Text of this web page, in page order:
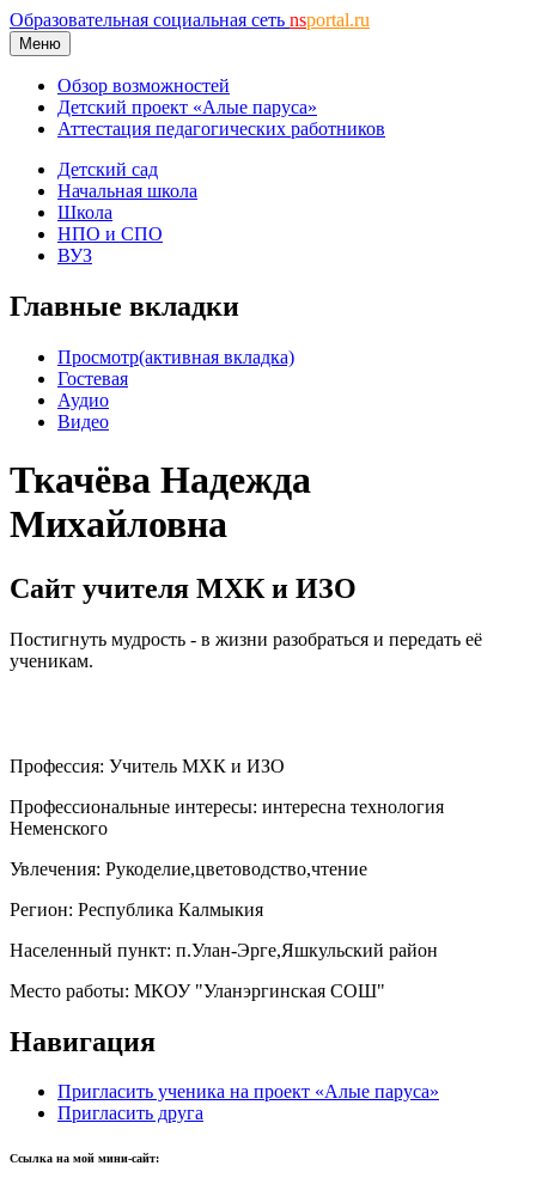
Образовательная социальная сеть nsportal.ru
Меню
Обзор возможностей
Детский проект «Алые паруса»
Аттестация педагогических работников
Детский сад
Начальная школа
Школа
НПО и СПО
ВУЗ
Главные вкладки
Просмотр(активная вкладка)
Гостевая
Аудио
Видео
Ткачёва Надежда
Михайловна
Сайт учителя МХК и ИЗО
Постигнуть мудрость - в жизни разобраться и передать её
ученикам.
Профессия: Учитель МХК и ИЗО
Профессиональные интересы: интересна технология
Неменского
Увлечения: Рукоделие,цветоводство,чтение
Регион: Республика Калмыкия
Населенный пункт: п.Улан-Эрге,Яшкульский район
Место работы: МКОУ "Уланэргинская СОШ"
Навигация
Пригласить ученика на проект «Алые паруса»
Пригласить друга
Ссылка на мой мини-сайт: